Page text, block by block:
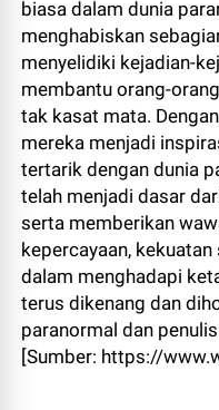
biasa dalam dunia
menghabiskan
menyelidiki kejadian-
membantu orang-
tak kasat mata.
mereka menjadi
tertarik dengan dunia
telah menjadi dasar
serta memberikan
kepercayaan,
dalam menghadapi
terus dikenang dan
paranormal dan
[Sumber: https://